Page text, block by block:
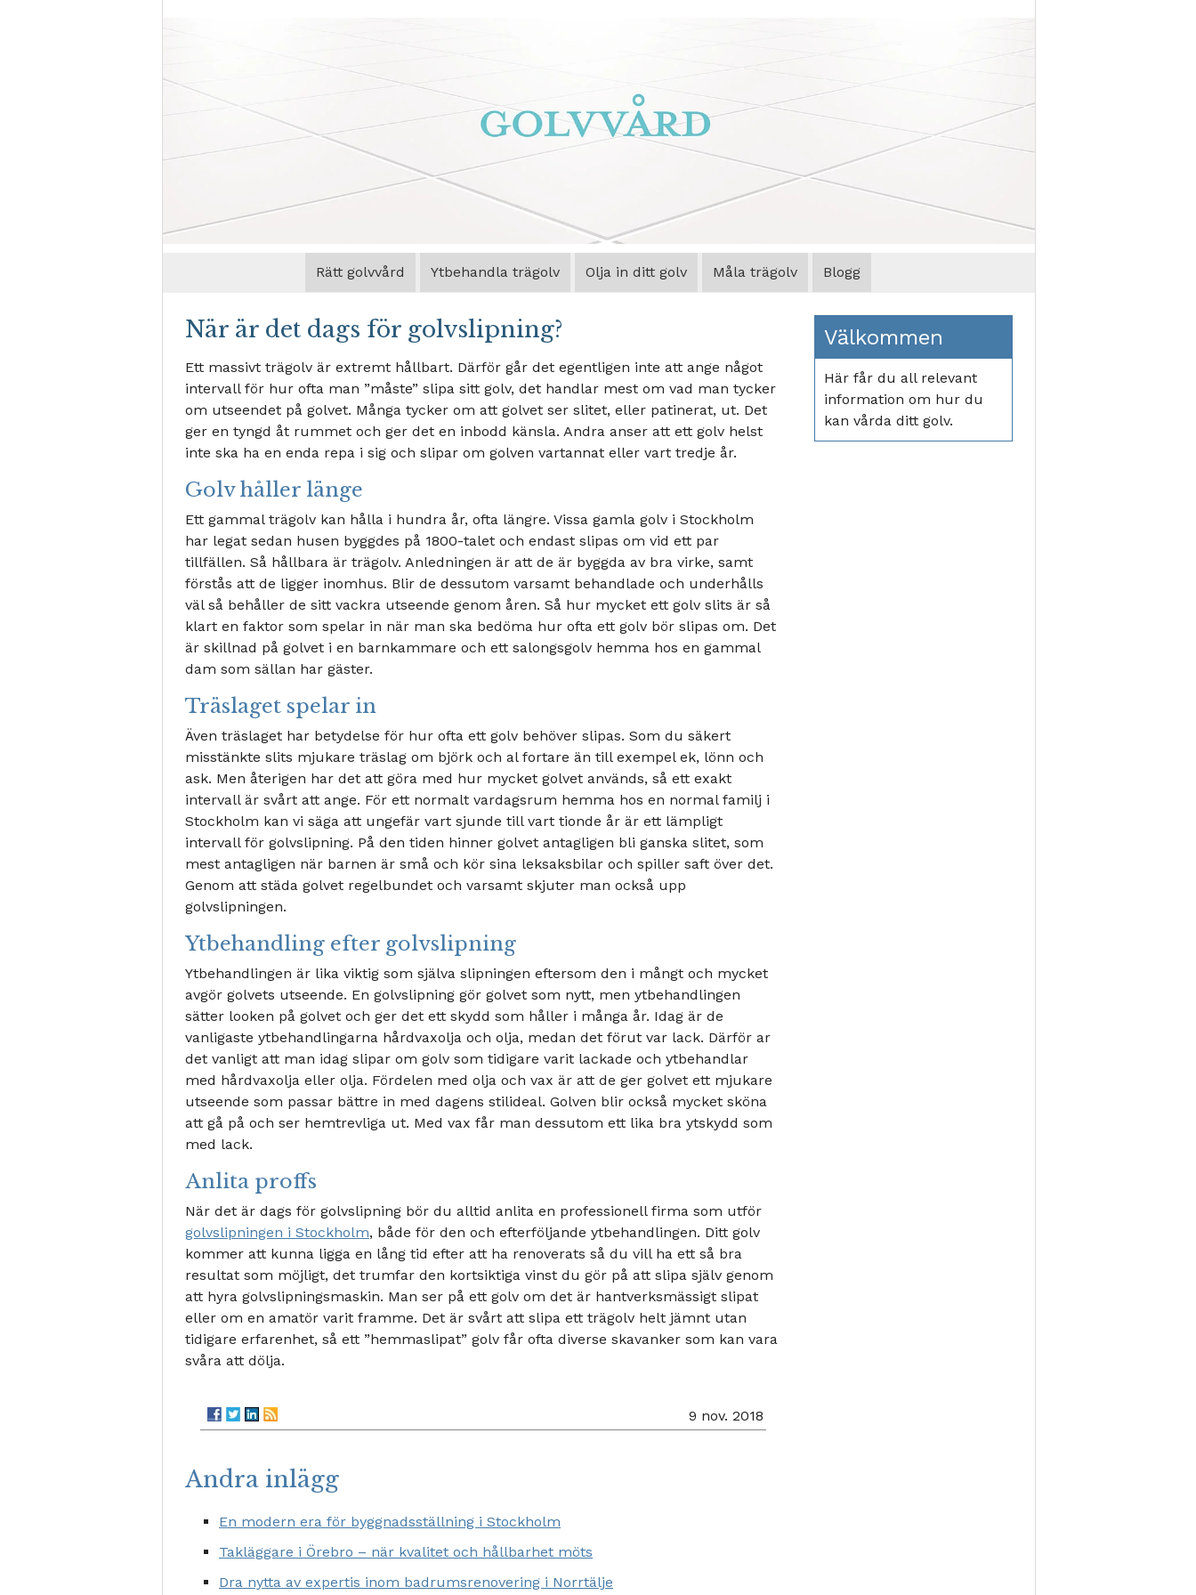
Rätt golvvård Ytbehandla trägolv Olja in ditt golv Måla trägolv Blogg
När är det dags för golvslipning?
Ett massivt trägolv är extremt hållbart. Därför går det egentligen inte att ange något
intervall för hur ofta man ”måste” slipa sitt golv, det handlar mest om vad man tycker
om utseendet på golvet. Många tycker om att golvet ser slitet, eller patinerat, ut. Det
ger en tyngd åt rummet och ger det en inbodd känsla. Andra anser att ett golv helst
inte ska ha en enda repa i sig och slipar om golven vartannat eller vart tredje år.
Golv håller länge
Ett gammal trägolv kan hålla i hundra år, ofta längre. Vissa gamla golv i Stockholm
har legat sedan husen byggdes på 1800-talet och endast slipas om vid ett par
tillfällen. Så hållbara är trägolv. Anledningen är att de är byggda av bra virke, samt
förstås att de ligger inomhus. Blir de dessutom varsamt behandlade och underhålls
väl så behåller de sitt vackra utseende genom åren. Så hur mycket ett golv slits är så
klart en faktor som spelar in när man ska bedöma hur ofta ett golv bör slipas om. Det
är skillnad på golvet i en barnkammare och ett salongsgolv hemma hos en gammal
dam som sällan har gäster.
Träslaget spelar in
Även träslaget har betydelse för hur ofta ett golv behöver slipas. Som du säkert
misstänkte slits mjukare träslag om björk och al fortare än till exempel ek, lönn och
ask. Men återigen har det att göra med hur mycket golvet används, så ett exakt
intervall är svårt att ange. För ett normalt vardagsrum hemma hos en normal familj i
Stockholm kan vi säga att ungefär vart sjunde till vart tionde år är ett lämpligt
intervall för golvslipning. På den tiden hinner golvet antagligen bli ganska slitet, som
mest antagligen när barnen är små och kör sina leksaksbilar och spiller saft över det.
Genom att städa golvet regelbundet och varsamt skjuter man också upp
golvslipningen.
Ytbehandling efter golvslipning
Ytbehandlingen är lika viktig som själva slipningen eftersom den i mångt och mycket
avgör golvets utseende. En golvslipning gör golvet som nytt, men ytbehandlingen
sätter looken på golvet och ger det ett skydd som håller i många år. Idag är de
vanligaste ytbehandlingarna hårdvaxolja och olja, medan det förut var lack. Därför ar
det vanligt att man idag slipar om golv som tidigare varit lackade och ytbehandlar
med hårdvaxolja eller olja. Fördelen med olja och vax är att de ger golvet ett mjukare
utseende som passar bättre in med dagens stilideal. Golven blir också mycket sköna
att gå på och ser hemtrevliga ut. Med vax får man dessutom ett lika bra ytskydd som
med lack.
Anlita proffs
När det är dags för golvslipning bör du alltid anlita en professionell firma som utför
golvslipningen i Stockholm, både för den och efterföljande ytbehandlingen. Ditt golv
kommer att kunna ligga en lång tid efter att ha renoverats så du vill ha ett så bra
resultat som möjligt, det trumfar den kortsiktiga vinst du gör på att slipa själv genom
att hyra golvslipningsmaskin. Man ser på ett golv om det är hantverksmässigt slipat
eller om en amatör varit framme. Det är svårt att slipa ett trägolv helt jämnt utan
tidigare erfarenhet, så ett ”hemmaslipat” golv får ofta diverse skavanker som kan vara
svåra att dölja.
9 nov. 2018
Andra inlägg
En modern era för byggnadsställning i Stockholm
Takläggare i Örebro – när kvalitet och hållbarhet möts
Dra nytta av expertis inom badrumsrenovering i Norrtälje
Välkommen
Här får du all relevant
information om hur du
kan vårda ditt golv.